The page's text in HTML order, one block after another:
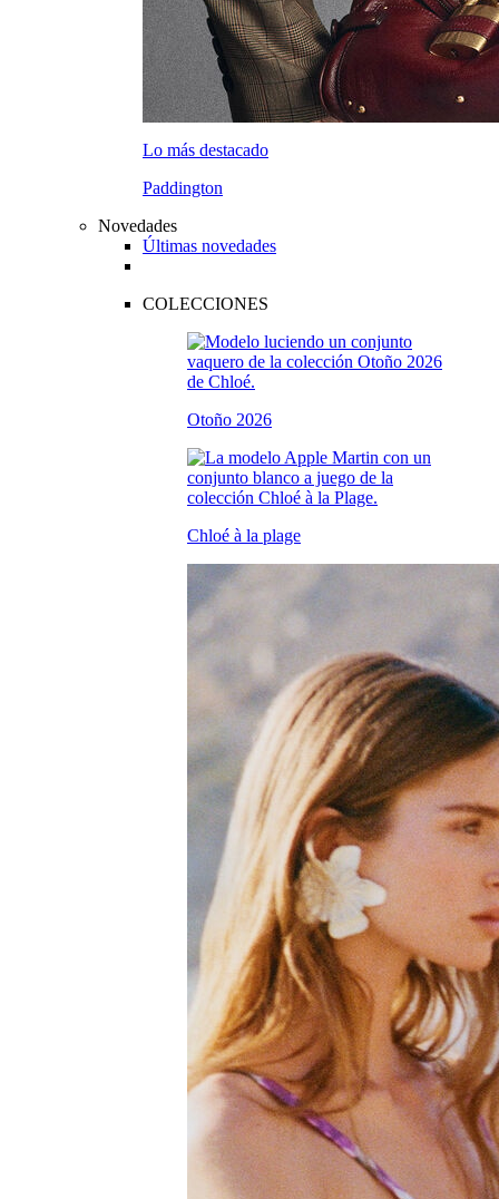
Lo más destacado
Paddington
Novedades
Últimas novedades
COLECCIONES
Otoño 2026
Chloé à la plage